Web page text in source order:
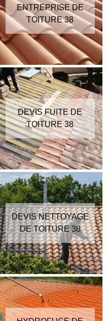
ENTREPRISE DE
TOITURE 38
DEVIS FUITE DE
TOITURE 38
DEVIS NETTOYAGE
DE TOITURE 38